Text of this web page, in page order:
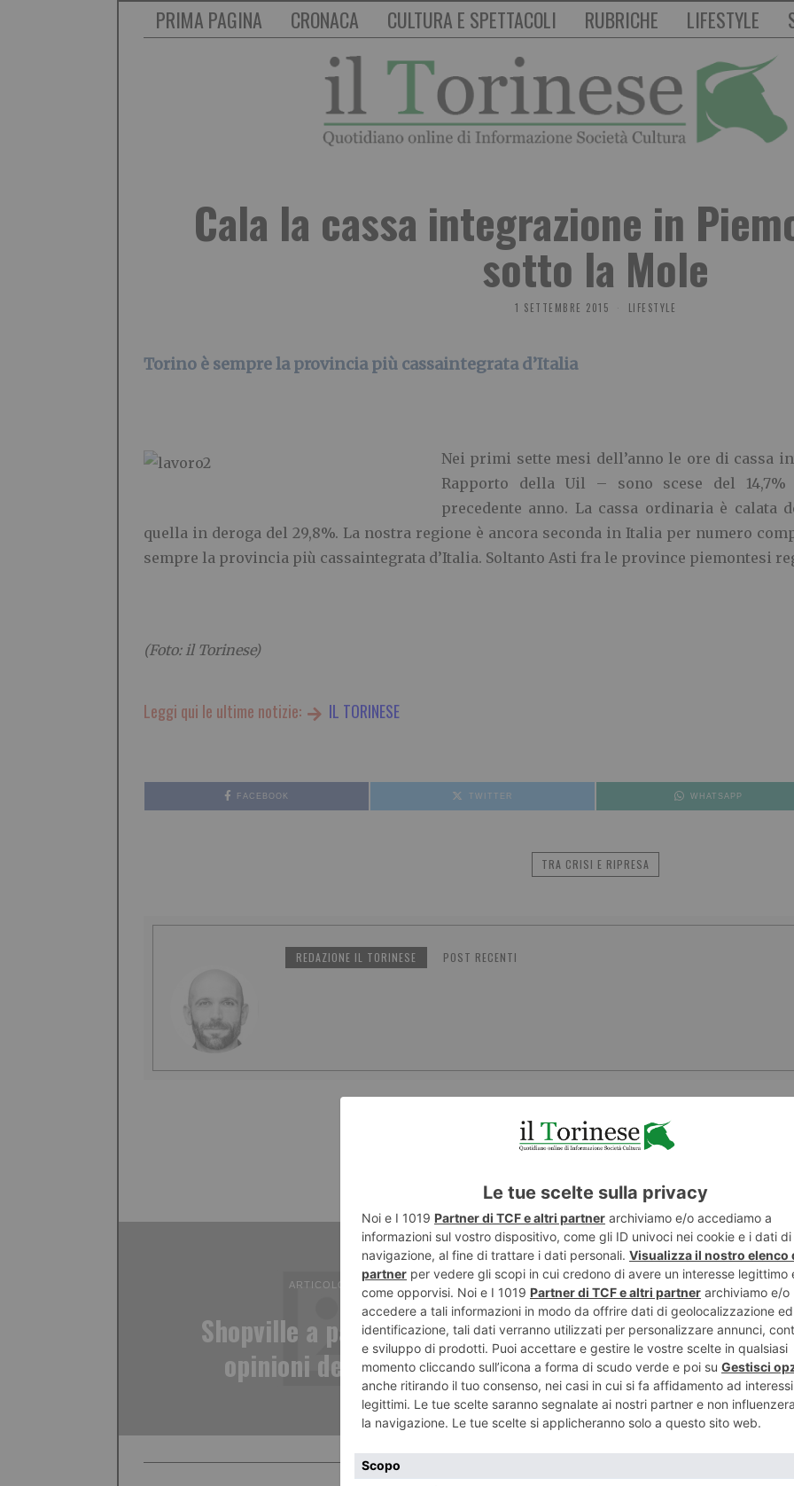
PRIMA PAGINA CRONACA CULTURA E SPETTACOLI RUBRICHE LIFESTYLE
Cala la cassa integrazione in
sotto la Mole
1 SETTEMBRE 2015 LIFESTYLE
Torino è sempre la provincia più cassaintegrata d’Italia
Nei primi sette mesi dell’anno le ore di cassa
Rapporto della Uil – sono scese del
precedente anno. La cassa ordinaria è calata
quella in deroga del 29,8%. La nostra regione è ancora seconda in Italia per numero
sempre la provincia più cassaintegrata d’Italia. Soltanto Asti fra le province piemontesi
(Foto: il Torinese)
Leggi qui le ultime notizie: IL TORINESE
FACEBOOK TWITTER WHATSAPP
TRA CRISI E RIPRESA
REDAZIONE IL TORINESE POST RECENTI
ARTICOLO PRECEDENTE
Shopville a palazzo Nervi? Le
opinioni dei lettori su Fb
Festa